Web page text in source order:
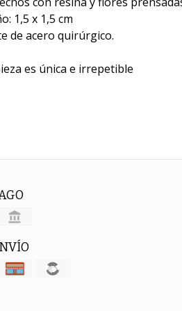
1,5 x 1,5 cm
de acero quirúrgico.
es única e irrepetible